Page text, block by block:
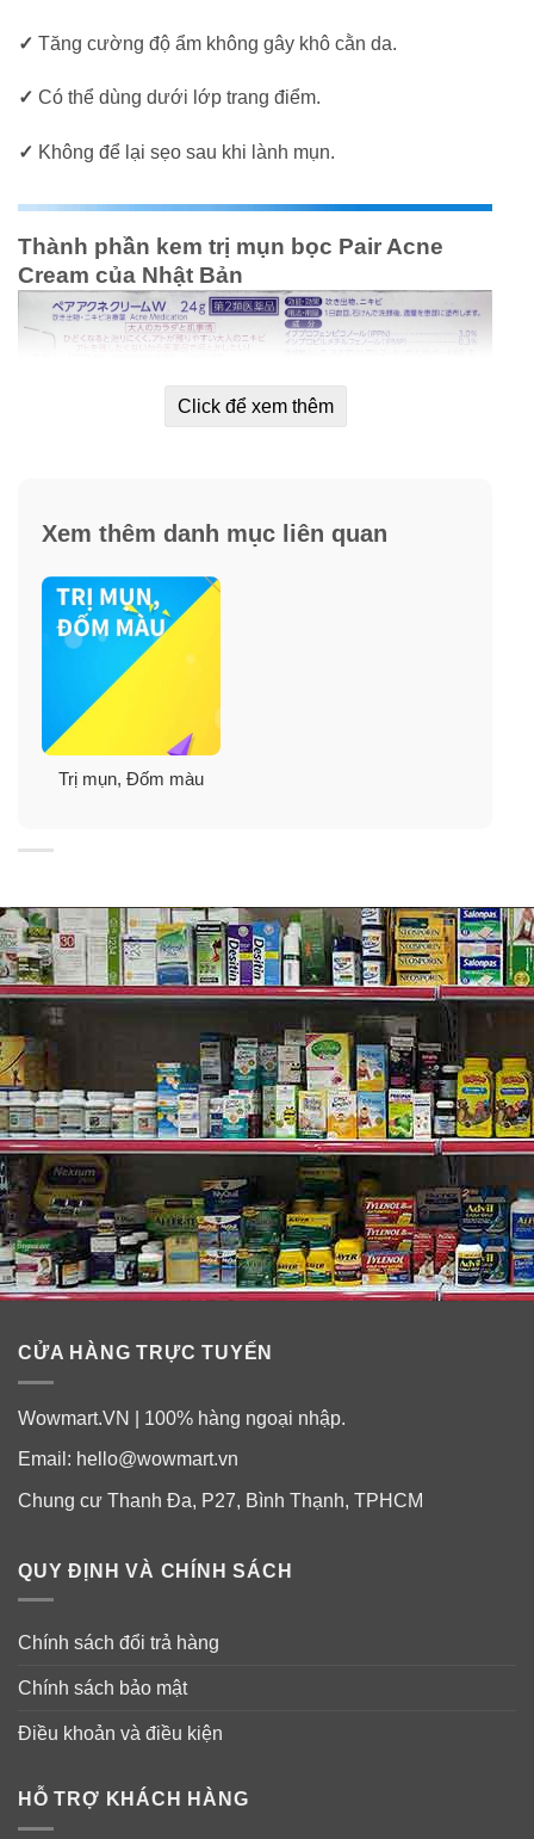
✓ Tăng cường độ ẩm không gây khô cằn da.
✓ Có thể dùng dưới lớp trang điểm.
✓ Không để lại sẹo sau khi lành mụn.
Thành phần kem trị mụn bọc Pair Acne
Cream của Nhật Bản
Hướng dẫn sử dụng kem trị các loại mụn
từ Nhật Bản Pair Acne Cream
Buổi sáng : bạn có thể bôi khi ở nhà hoặc trước khi ra
ngoài để ngăn ngừa và diệt khuẩn mụn đang và sắp
hình thành.
Buổi tối
: trước khi đi ngủ là lúc tốt nhất để bạn diệt tận
gốc các nhân mụn phát triển.
cảm thấy cần thiết nhất..
Bôi mỗi ngày cho đến khi hết mụn. Hiệu quả sẽ giảm
sau 2 – 3 ngày.
Review về kem ngăn ngừa mụn Pair Acne Nhật
BÀI VIẾT LIÊN QUAN:
Gel trị mụn siêu tốc Clean & Clear Persa Gel
Maximum Strength 28g
CC Rohto 20ml
Click để xem thêm
Xem thêm danh mục liên quan
Trị mụn, Đốm màu
CỬA HÀNG TRỰC TUYẾN
Wowmart.VN | 100% hàng ngoại nhập.
Email: hello@wowmart.vn
Chung cư Thanh Đa, P27, Bình Thạnh, TPHCM
QUY ĐỊNH VÀ CHÍNH SÁCH
Chính sách đổi trả hàng
Chính sách bảo mật
Điều khoản và điều kiện
HỖ TRỢ KHÁCH HÀNG